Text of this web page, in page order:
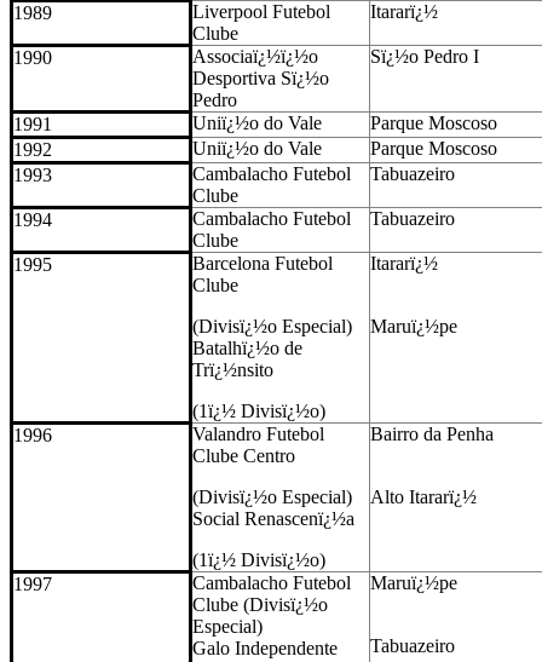
1989
Liverpool Futebol
Clube
Itararï¿½
1990
Associaï¿½ï¿½o
Desportiva Sï¿½o
Pedro
Sï¿½o Pedro I
1991 Uniï¿½o do Vale
Parque Moscoso
1992
Uniï¿½o do Vale
Parque Moscoso
1993
Cambalacho Futebol
Clube
Tabuazeiro
1994
Cambalacho Futebol
Clube
Tabuazeiro
1995
Barcelona Futebol
Clube
(Divisï¿½o Especial)
Batalhï¿½o de
Trï¿½nsito
(1ï¿½ Divisï¿½o)
Itararï¿½
Maruï¿½pe
1996
Valandro Futebol
Clube Centro
(Divisï¿½o Especial)
Social Renascenï¿½a
(1ï¿½ Divisï¿½o)
Bairro da Penha
Alto Itararï¿½
1997
Cambalacho Futebol
Clube (Divisï¿½o
Especial)
Galo Independente
Maruï¿½pe
Tabuazeiro